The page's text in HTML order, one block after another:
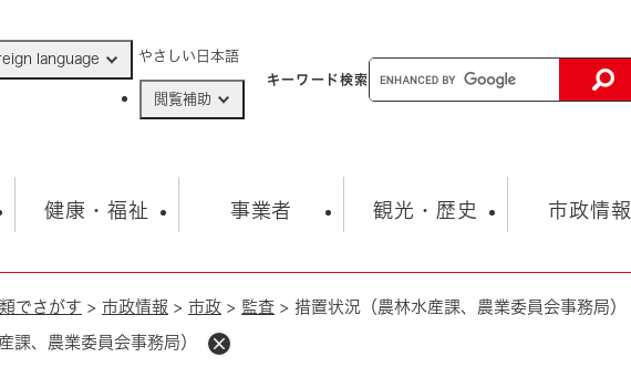
language やさしい日本語
閲覧補助
キーワード検索
票・戸籍 子育て
健康・福祉
福祉・健康・生活 生涯学習・スポーツ
事業者
入札・契約情報 まちづくり・協働
観光・歴史
観光 観光スポット
市政情報
市の概要 総合計画
オープンデータ
でさがす > 市政情報 > 市政 > 監査 > 措置状況（農林水産課、農業委員会事務局）
課、農業委員会事務局）